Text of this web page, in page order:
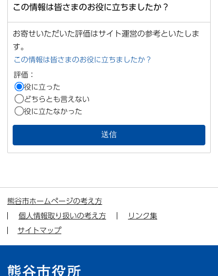
この情報は皆さまのお役に立ちましたか？
お寄せいただいた評価はサイト運営の参考といたしま
す。
この情報は皆さまのお役に立ちましたか？
評価：
役に立った
どちらとも言えない
役に立たなかった
熊谷市ホームページの考え方
個人情報取り扱いの考え方
リンク集
サイトマップ